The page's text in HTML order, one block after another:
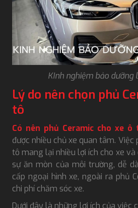
KInh nghiệm bảo dưỡng
Lý do nên chọn phủ
tô
Có nên phủ Ceramic cho xe ô
được nhiều chủ xe quan tâm. Việc
tô mang lại nhiều lợi ích cho xe và
sự ăn mòn của môi trường, dễ
cấp ngoại hình xe, ngoài ra phủ
chi phí chăm sóc xe.
Dưới đây là những lợi ích của việc